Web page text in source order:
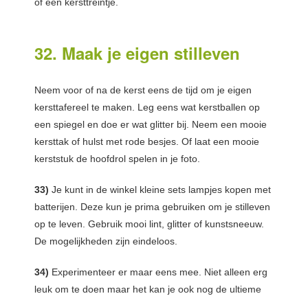
of een kersttreintje.
32. Maak je eigen stilleven
Neem voor of na de kerst eens de tijd om je eigen
kersttafereel te maken. Leg eens wat kerstballen op
een spiegel en doe er wat glitter bij. Neem een mooie
kersttak of hulst met rode besjes. Of laat een mooie
kerststuk de hoofdrol spelen in je foto.
33) Je kunt in de winkel kleine sets lampjes kopen met
batterijen. Deze kun je prima gebruiken om je stilleven
op te leven. Gebruik mooi lint, glitter of kunstsneeuw.
De mogelijkheden zijn eindeloos.
34) Experimenteer er maar eens mee. Niet alleen erg
leuk om te doen maar het kan je ook nog de ultieme